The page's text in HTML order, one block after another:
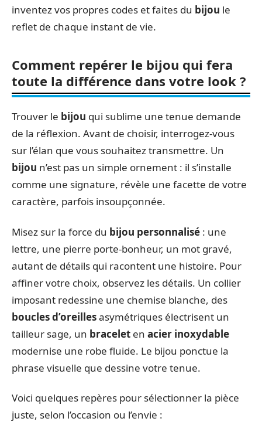
inventez vos propres codes et faites du bijou le
reflet de chaque instant de vie.
Comment repérer le bijou qui fera
toute la différence dans votre look ?
Trouver le bijou qui sublime une tenue demande
de la réflexion. Avant de choisir, interrogez-vous
sur l’élan que vous souhaitez transmettre. Un
bijou n’est pas un simple ornement : il s’installe
comme une signature, révèle une facette de votre
caractère, parfois insoupçonnée.
Misez sur la force du bijou personnalisé : une
lettre, une pierre porte-bonheur, un mot gravé,
autant de détails qui racontent une histoire. Pour
affiner votre choix, observez les détails. Un collier
imposant redessine une chemise blanche, des
boucles d’oreillesasymétriques électrisent un
tailleur sage, un bracelet en acier inoxydable
modernise une robe fluide. Le bijou ponctue la
phrase visuelle que dessine votre tenue.
Voici quelques repères pour sélectionner la pièce
juste, selon l’occasion ou l’envie :